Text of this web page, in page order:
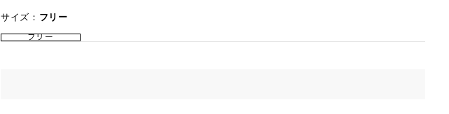
サイズ： フリー
フリー